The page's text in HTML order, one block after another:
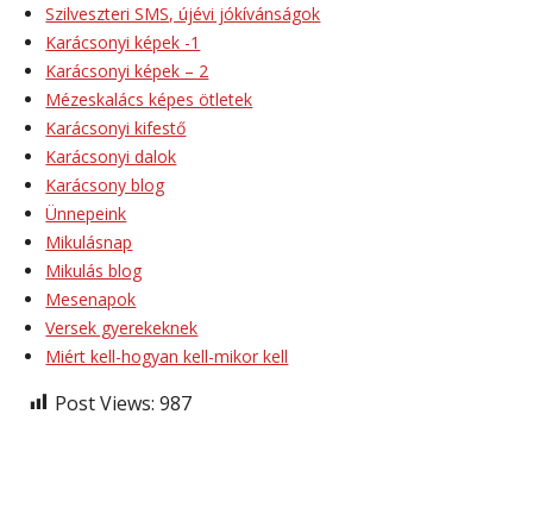
Szilveszteri SMS, újévi jókívánságok
Karácsonyi képek -1
Karácsonyi képek – 2
Mézeskalács képes ötletek
Karácsonyi kifestő
Karácsonyi dalok
Karácsony blog
Ünnepeink
Mikulásnap
Mikulás blog
Mesenapok
Versek gyerekeknek
Miért kell-hogyan kell-mikor kell
Post Views: 987